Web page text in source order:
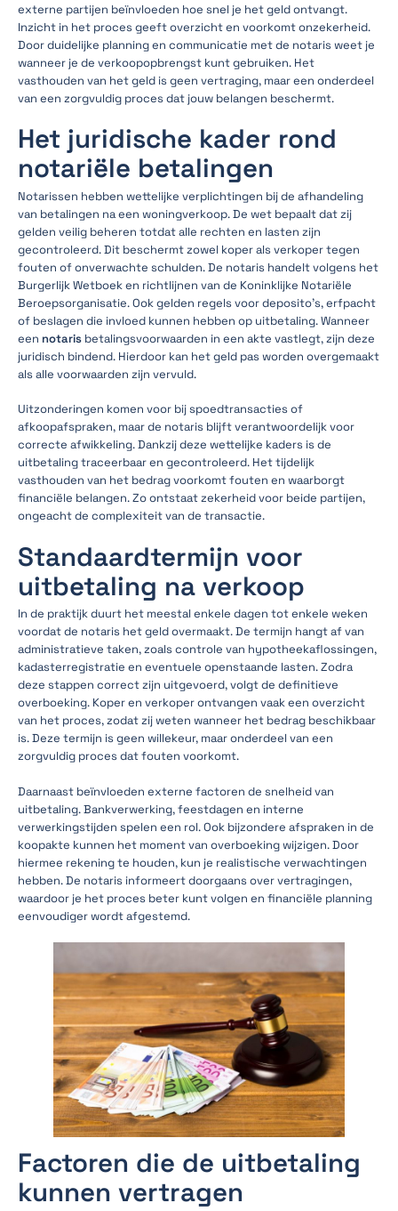
externe partijen beïnvloeden hoe snel je het geld ontvangt.
Inzicht in het proces geeft overzicht en voorkomt onzekerheid.
Door duidelijke planning en communicatie met de notaris weet je
wanneer je de verkoopopbrengst kunt gebruiken. Het
vasthouden van het geld is geen vertraging, maar een onderdeel
van een zorgvuldig proces dat jouw belangen beschermt.
Het juridische kader rond
notariële betalingen
Notarissen hebben wettelijke verplichtingen bij de afhandeling
van betalingen na een woningverkoop. De wet bepaalt dat zij
gelden veilig beheren totdat alle rechten en lasten zijn
gecontroleerd. Dit beschermt zowel koper als verkoper tegen
fouten of onverwachte schulden. De notaris handelt volgens het
Burgerlijk Wetboek en richtlijnen van de Koninklijke Notariële
Beroepsorganisatie. Ook gelden regels voor deposito’s, erfpacht
of beslagen die invloed kunnen hebben op uitbetaling. Wanneer
een notaris betalingsvoorwaarden in een akte vastlegt, zijn deze
juridisch bindend. Hierdoor kan het geld pas worden overgemaakt
als alle voorwaarden zijn vervuld.
Uitzonderingen komen voor bij spoedtransacties of
afkoopafspraken, maar de notaris blijft verantwoordelijk voor
correcte afwikkeling. Dankzij deze wettelijke kaders is de
uitbetaling traceerbaar en gecontroleerd. Het tijdelijk
vasthouden van het bedrag voorkomt fouten en waarborgt
financiële belangen. Zo ontstaat zekerheid voor beide partijen,
ongeacht de complexiteit van de transactie.
Standaardtermijn voor
uitbetaling na verkoop
In de praktijk duurt het meestal enkele dagen tot enkele weken
voordat de notaris het geld overmaakt. De termijn hangt af van
administratieve taken, zoals controle van hypotheekaflossingen,
kadasterregistratie en eventuele openstaande lasten. Zodra
deze stappen correct zijn uitgevoerd, volgt de definitieve
overboeking. Koper en verkoper ontvangen vaak een overzicht
van het proces, zodat zij weten wanneer het bedrag beschikbaar
is. Deze termijn is geen willekeur, maar onderdeel van een
zorgvuldig proces dat fouten voorkomt.
Daarnaast beïnvloeden externe factoren de snelheid van
uitbetaling. Bankverwerking, feestdagen en interne
verwerkingstijden spelen een rol. Ook bijzondere afspraken in de
koopakte kunnen het moment van overboeking wijzigen. Door
hiermee rekening te houden, kun je realistische verwachtingen
hebben. De notaris informeert doorgaans over vertragingen,
waardoor je het proces beter kunt volgen en financiële planning
eenvoudiger wordt afgestemd.
Factoren die de uitbetaling
kunnen vertragen